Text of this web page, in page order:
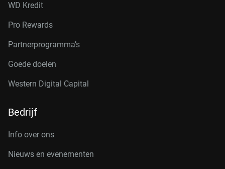
WD Kredit
Pro Rewards
Partnerprogramma’s
Goede doelen
Western Digital Capital
Bedrijf
Info over ons
Nieuws en evenementen